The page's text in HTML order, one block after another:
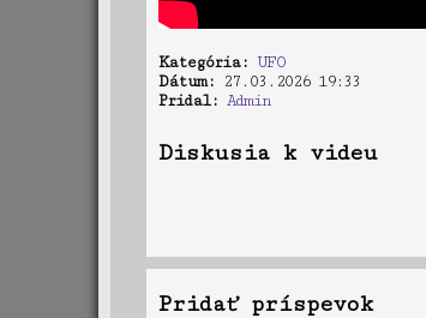
Kategória: UFO
Dátum: 27.03.2026 19:33
Pridal: Admin
Diskusia k videu
Pridať príspevok